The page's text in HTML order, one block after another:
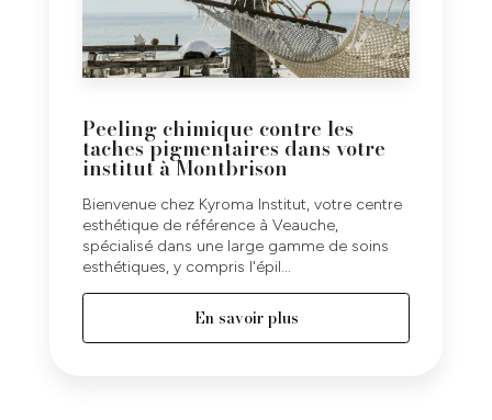
Peeling chimique contre les
taches pigmentaires dans votre
institut à Montbrison
Bienvenue chez Kyroma Institut, votre centre
esthétique de référence à Veauche,
spécialisé dans une large gamme de soins
esthétiques, y compris l'épil...
En savoir plus